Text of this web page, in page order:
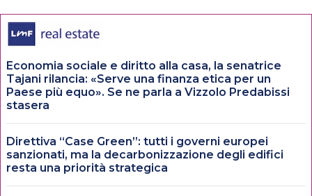
Economia sociale e diritto alla casa, la senatrice
Tajani rilancia: «Serve una finanza etica per un
Paese più equo». Se ne parla a Vizzolo Predabissi
stasera
Direttiva “Case Green”: tutti i governi europei
sanzionati, ma la decarbonizzazione degli edifici
resta una priorità strategica